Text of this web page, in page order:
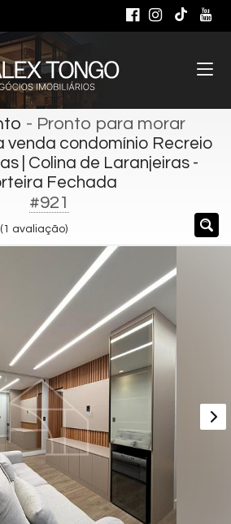
- Pronto para morar
condomínio Recreio
| Colina de Laranjeiras -
Fechada
#921
( 1 avaliação)